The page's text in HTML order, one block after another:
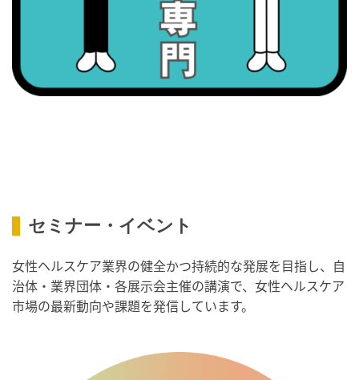
・職場の健康診断実施強化月間
・スッキリ美腸の日
・歯ヂカラ探究月間
・人口内耳の日
・骨盤臓器脱 克服の日
・世界アルツハイマー月間
セミナー・イベント
女性ヘルスケア業界の健全かつ持続的な発展を目指し、自
治体・業界団体・各展示会主催の講演で、女性ヘルスケア
市場の最新動向や課題を発信しています。